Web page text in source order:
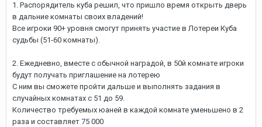
1. Распорядитель куба решил, что пришло время открыть дверь
в дальние комнаты своих владений!
Все игроки 90+ уровня смогут принять участие в Лотереи Куба
судьбы (51-60 комнаты).
2. Ежедневно, вместе с обычной наградой, в 50й комнате игроки
будут получать приглашение на лотерею
С ним вы сможете пройти дальше и выполнять задания в
случайных комнатах с 51 до 59.
Количество требуемых юаней в каждой комнате уменьшено в 2
раза и составляет 75 000